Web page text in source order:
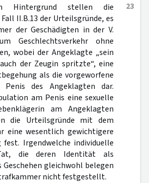
23
Hintergrund stellen die
II.B.13 der Urteilsgründe, es
der Geschädigten in der V.
Geschlechtsverkehr ohne
wobei der Angeklagte „sein
der Zeugin spritzte“, eine
als die vorgeworfene
des Angeklagten dar.
am Penis eine sexuelle
am Angeklagten
die Urteilsgründe mit dem
eine wesentlich gewichtigere
fest. Irgendwelche individuelle
die deren Identität als
Geschehen gleichwohl belegen
nicht festgestellt.